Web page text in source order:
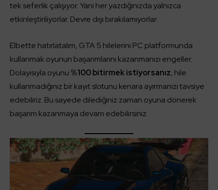
tek seferlik çalışıyor. Yani her yazdığınızda yalnızca
etkinleştiriliyorlar. Devre dışı bırakılamıyorlar.
Elbette hatırlatalım, GTA 5 hilelerini PC platformunda
kullanmak oyunun başarımlarını kazanmanızı engeller.
Dolayısıyla oyunu %100 bitirmek istiyorsanız, hile
kullanmadığınız bir kayıt slotunu kenara ayırmanızı tavsiye
edebiliriz. Bu sayede dilediğiniz zaman oyuna dönerek
başarım kazanmaya devam edebilirsiniz.